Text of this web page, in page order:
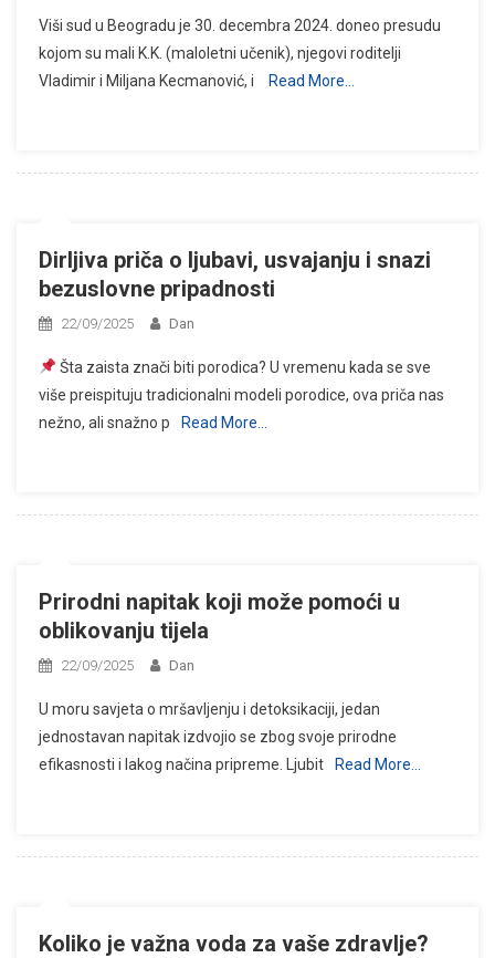
Viši sud u Beogradu je 30. decembra 2024. doneo presudu
kojom su mali K.K. (maloletni učenik), njegovi roditelji
Vladimir i Miljana Kecmanović, i
Read More…
Dirljiva priča o ljubavi, usvajanju i snazi
bezuslovne pripadnosti
22/09/2025 Dan
Šta zaista znači biti porodica? U vremenu kada se sve
više preispituju tradicionalni modeli porodice, ova priča nas
nežno, ali snažno p
Read More…
Prirodni napitak koji može pomoći u
oblikovanju tijela
22/09/2025 Dan
U moru savjeta o mršavljenju i detoksikaciji, jedan
jednostavan napitak izdvojio se zbog svoje prirodne
efikasnosti i lakog načina pripreme. Ljubit
Read More…
Koliko je važna voda za vaše zdravlje?